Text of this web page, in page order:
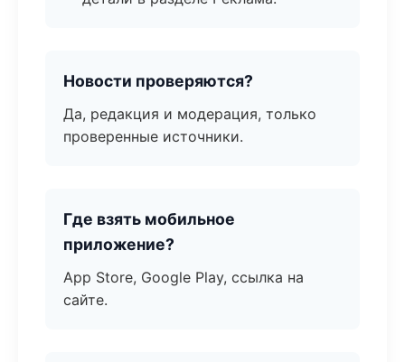
Новости проверяются?
Да, редакция и модерация, только
проверенные источники.
Где взять мобильное
приложение?
App Store, Google Play, ссылка на
сайте.